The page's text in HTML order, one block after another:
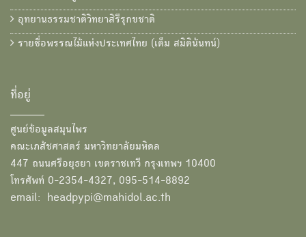
อุทยานธรรมชาติวิทยาสิรีรุกขชาติ
รายชื่อพรรณไม้แห่งประเทศไทย (เต็ม สมิตินันทน์)
ที่อยู่
ศูนย์ข้อมูลสมุนไพร
คณะเภสัชศาสตร์ มหาวิทยาลัยมหิดล
447 ถนนศรีอยุธยา เขตราชเทวี กรุงเทพฯ 10400
โทรศัพท์ 0-2354-4327, 095-514-8892
email: headpypi@mahidol.ac.th